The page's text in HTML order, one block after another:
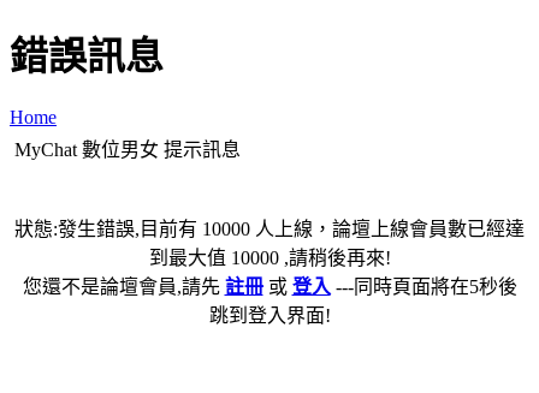
錯誤訊息
Home
MyChat 數位男女 提示訊息
狀態:發生錯誤,目前有 10000 人上線，論壇上線會員數已經達
到最大值 10000 ,請稍後再來!
您還不是論壇會員,請先 註冊或 登入 ---同時頁面將在5秒後
跳到登入界面!